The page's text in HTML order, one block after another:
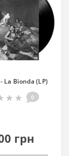
La Bionda (LP)
0
грн